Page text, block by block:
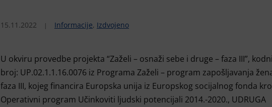
15.11.2022 Informacije, Izdvojeno
U okviru provedbe projekta “Zaželi – osnaži sebe i druge – faza III”, kodni
broj: UP.02.1.1.16.0076 iz Programa Zaželi – program zapošljavanja
faza III, kojeg financira Europska unija iz Europskog socijalnog fonda
Operativni program Učinkoviti ljudski potencijali 2014.-2020., UDRUGA